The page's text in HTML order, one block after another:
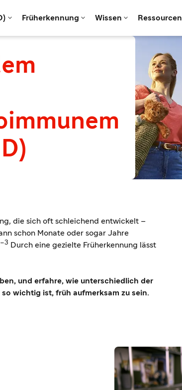
 Früherkennung  Wissen  Ressourcen
die sich oft schleichend entwickelt –
schon Monate oder sogar Jahre
Durch eine gezielte Früherkennung lässt
und erfahre, wie unterschiedlich der
wichtig ist, früh aufmerksam zu sein.